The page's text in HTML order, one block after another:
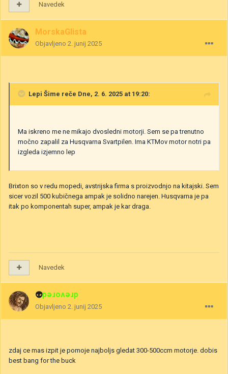
Navedek
MorskaGlista
Objavljeno 2. junij 2025
Lepi Šime reče Dne, 2. 6. 2025 at 19:20:
Ma iskreno me ne mikajo dvosledni motorji. Sem se pa trenutno
močno zapalil za Husqvarna Svartpilen. Ima KTMov motor notri pa
izgleda izjemno lep
Brixton so v redu mopedi, avstrijska firma s proizvodnjo na kitajski. Sem
sicer vozil 500 kubičnega ampak je solidno narejen. Husqvarna je pa
itak po komponentah super, ampak je kar draga.
Navedek
👽drevored
Objavljeno 2. junij 2025
zdaj ce mas izpit je pomoje najboljs gledat 300-500ccm motorje. dobis
best bang for the buck